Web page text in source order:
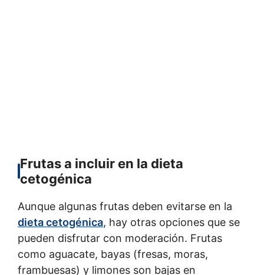
Frutas a incluir en la dieta
cetogénica
Aunque algunas frutas deben evitarse en la
dieta cetogénica, hay otras opciones que se
pueden disfrutar con moderación. Frutas
como aguacate, bayas (fresas, moras,
frambuesas) y limones son bajas en